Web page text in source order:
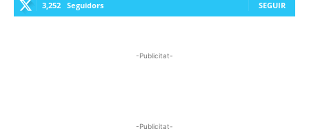
3,252 Seguidors SEGUIR
-Publicitat-
-Publicitat-